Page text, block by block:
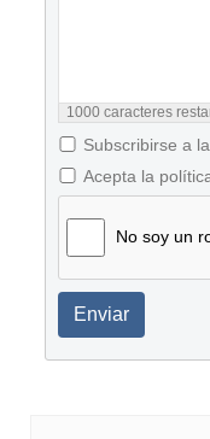
1000 caracteres
Subscribirse a
Acepta la
No soy un
Enviar